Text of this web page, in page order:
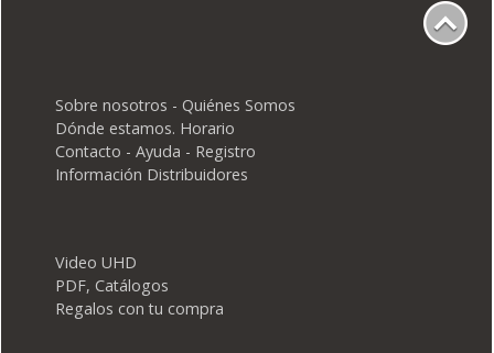
Sobre nosotros - Quiénes Somos
Dónde estamos. Horario
Contacto - Ayuda - Registro
Información Distribuidores
Video UHD
PDF, Catálogos
Regalos con tu compra